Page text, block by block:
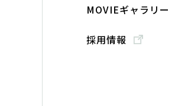
MOVIEギャラリー
採用情報